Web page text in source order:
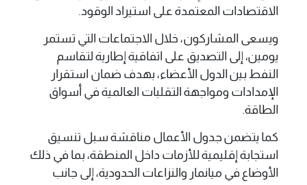
الاقتصادات المعتمدة على استيراد الوقود.
ويسعى المشاركون، خلال الاجتماعات التي تستمر
يومين، إلى التصديق على اتفاقية إطارية لتقاسم
النفط بين الدول الأعضاء، بهدف ضمان استقرار
الإمدادات ومواجهة التقلبات العالمية في أسواق
الطاقة.
كما يتضمن جدول الأعمال مناقشة سبل تنسيق
استجابة إقليمية للأزمات داخل المنطقة، بما في ذلك
الأوضاع في ميانمار والنزاعات الحدودية، إلى جانب